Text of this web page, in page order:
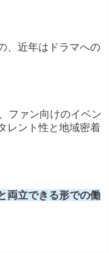
、近年はドラマへの
ファン向けのイベン
レント性と地域密着
両立できる形での働